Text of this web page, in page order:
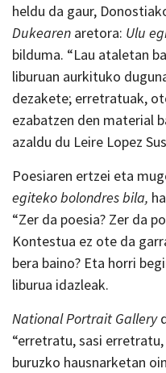
heldu da gaur,
Dukearen aretora: Ulu
bilduma. “Lau ataletan
liburuan aurkituko
dezakete; erretratuak,
ezabatzen den material
azaldu du Leire Lopez
Poesiaren ertzei eta
egiteko bolondres bila,
“Zer da poesia? Zer da
Kontestua ez ote da
bera baino? Eta horri
liburua idazleak.
National Portrait Gallery
“erretratu, sasi
buruzko hausnarketan